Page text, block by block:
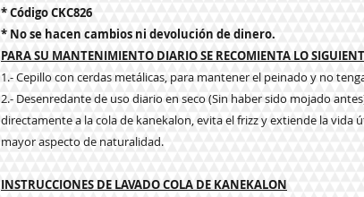
* Código CKC826
* No se hacen cambios ni devolución de dinero.
PARA SU MANTENIMIENTO DIARIO SE RECOMIENTA LO
1.- Cepillo con cerdas metálicas, para mantener el peinado y no
2.- Desenredante de uso diario en seco (Sin haber sido mojado
directamente a la cola de kanekalon, evita el frizz y extiende la vida
mayor aspecto de naturalidad.
INSTRUCCIONES DE LAVADO COLA DE KANEKALON